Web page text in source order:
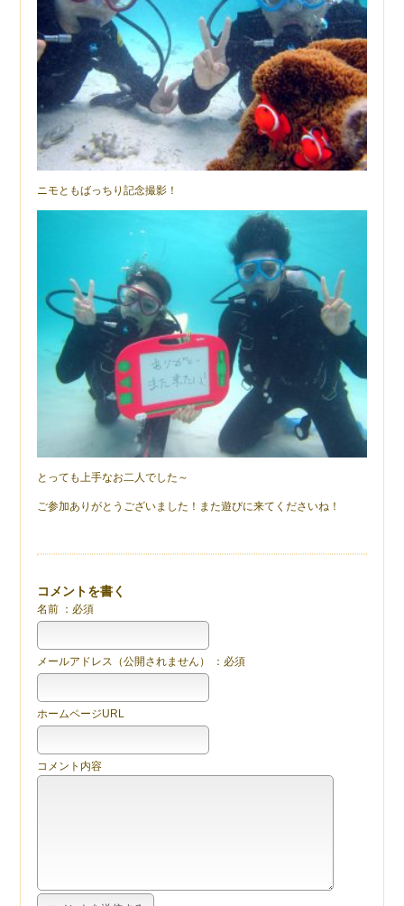
ニモともばっちり記念撮影！
とっても上手なお二人でした～
ご参加ありがとうございました！また遊びに来てくださいね！
コメントを書く
名前 ：必須
メールアドレス（公開されません） ：必須
ホームページURL
コメント内容